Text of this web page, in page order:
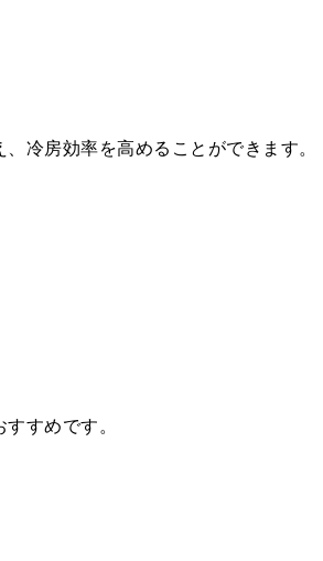
冷房効率を高めることができます。
すめです。